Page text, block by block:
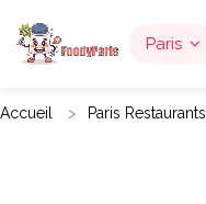
Paris
Accueil Paris Restaurants